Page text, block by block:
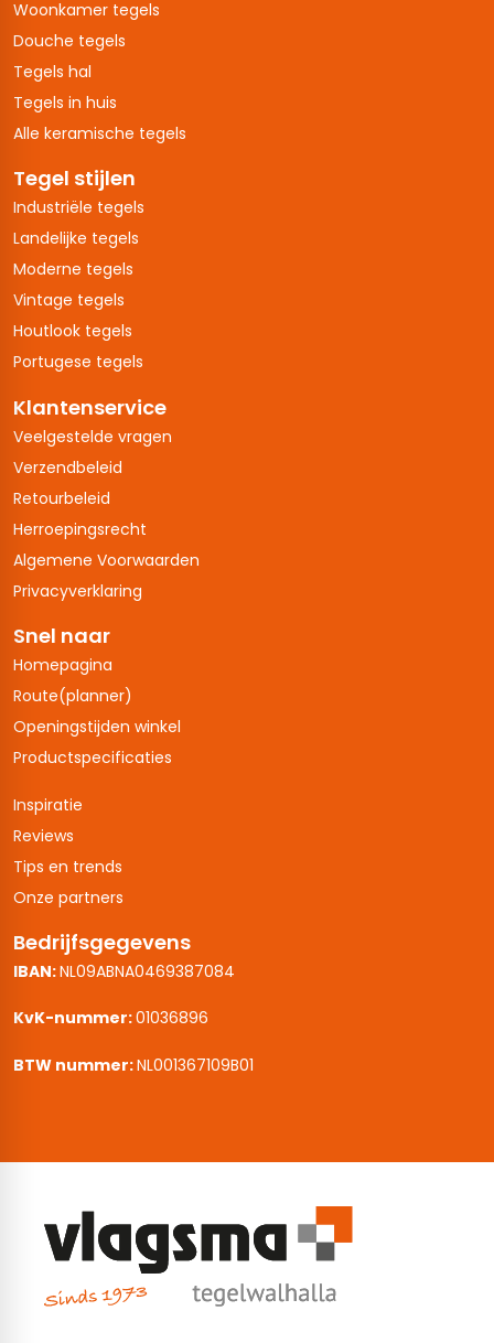
Woonkamer tegels
Douche tegels
Tegels hal
Tegels in huis
Alle keramische tegels
Tegel stijlen
Industriële tegels
Landelijke tegels
Moderne tegels
Vintage tegels
Houtlook tegels
Portugese tegels
Klantenservice
Veelgestelde vragen
Verzendbeleid
Retourbeleid
Herroepingsrecht
Algemene Voorwaarden
Privacyverklaring
Snel naar
Homepagina
Route(planner)
Openingstijden winkel
Productspecificaties
Inspiratie
Reviews
Tips en trends
Onze partners
Bedrijfsgegevens
IBAN:NL09ABNA0469387084
KvK-nummer:01036896
BTW nummer:NL001367109B01